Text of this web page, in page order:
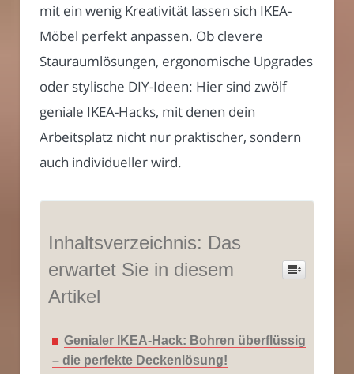
mit ein wenig Kreativität lassen sich IKEA-
Möbel perfekt anpassen. Ob clevere
Stauraumlösungen, ergonomische Upgrades
oder stylische DIY-Ideen: Hier sind zwölf
geniale IKEA-Hacks, mit denen dein
Arbeitsplatz nicht nur praktischer, sondern
auch individueller wird.
Inhaltsverzeichnis: Das
erwartet Sie in diesem
Artikel
Genialer IKEA-Hack: Bohren überflüssig
– die perfekte Deckenlösung!